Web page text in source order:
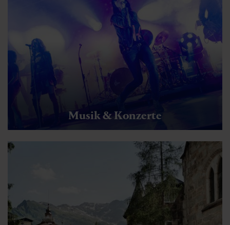
Musik & Konzerte